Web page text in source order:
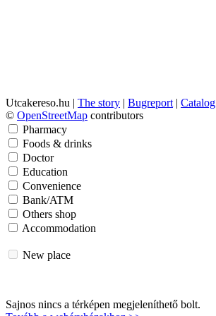
Utcakereso.hu | The story | Bugreport | Catalog
© OpenStreetMap contributors
Pharmacy
Foods & drinks
Doctor
Education
Convenience
Bank/ATM
Others shop
Accommodation
New place
Sajnos nincs a térképen megjeleníthető bolt.